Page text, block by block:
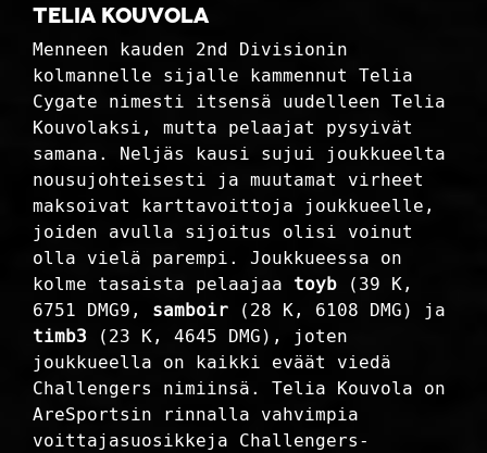
Telia Kouvola
Menneen kauden 2nd Divisionin
kolmannelle sijalle kammennut Telia
Cygate nimesti itsensä uudelleen Telia
Kouvolaksi, mutta pelaajat pysyivät
samana. Neljäs kausi sujui joukkueelta
nousujohteisesti ja muutamat virheet
maksoivat karttavoittoja joukkueelle,
joiden avulla sijoitus olisi voinut
olla vielä parempi. Joukkueessa on
kolme tasaista pelaajaa toyb (39 K,
6751 DMG9, samboir (28 K, 6108 DMG) ja
timb3 (23 K, 4645 DMG), joten
joukkueella on kaikki eväät viedä
Challengers nimiinsä. Telia Kouvola on
AreSportsin rinnalla vahvimpia
voittajasuosikkeja Challengers-